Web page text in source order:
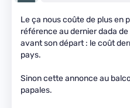
Le ça nous coûte de plus en
référence au dernier dada
avant son départ : le coût
pays.
Sinon cette annonce au
papales.